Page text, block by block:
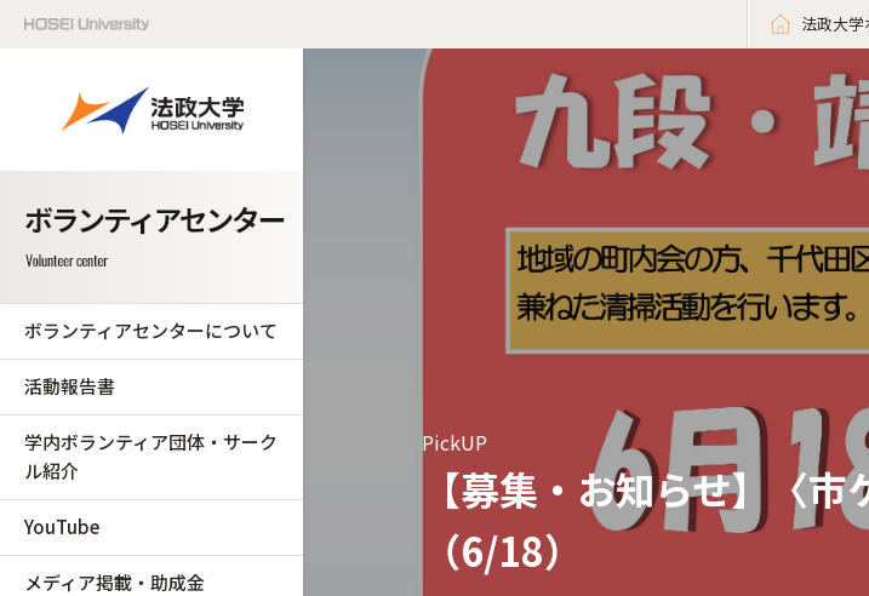
法政大学
ボランティアセンターについて
活動報告書
学内ボランティア団体・サーク
ル紹介
YouTube
メディア掲載・助成金
PickUP
【募集・お知らせ】〈
（6/18）